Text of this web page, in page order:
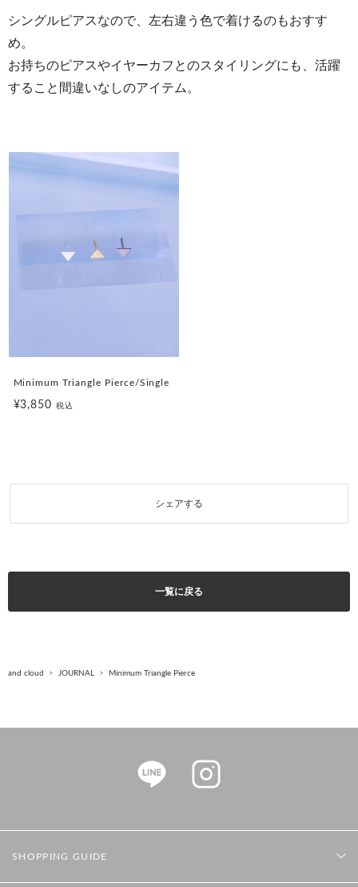
シングルピアスなので、左右違う色で着けるのもおすす
め。
お持ちのピアスやイヤーカフとのスタイリングにも、活躍
すること間違いなしのアイテム。
Minimum Triangle Pierce/Single
¥3,850税込
シェアする
一覧に戻る
and cloud JOURNAL Minimum Triangle Pierce
SHOPPING GUIDE